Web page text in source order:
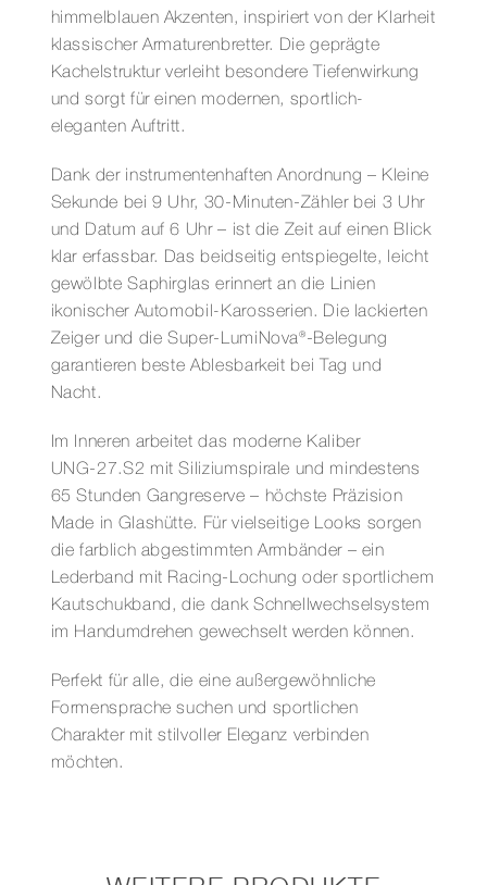
himmelblauen Akzenten, inspiriert von der Klarheit
klassischer Armaturenbretter. Die geprägte
Kachelstruktur verleiht besondere Tiefenwirkung
und sorgt für einen modernen, sportlich-
eleganten Auftritt.
Dank der instrumentenhaften Anordnung – Kleine
Sekunde bei 9 Uhr, 30‑Minuten‑Zähler bei 3 Uhr
und Datum auf 6 Uhr – ist die Zeit auf einen Blick
klar erfassbar. Das beidseitig entspiegelte, leicht
gewölbte Saphirglas erinnert an die Linien
ikonischer Automobil-Karosserien. Die lackierten
Zeiger und die Super‑LumiNova®‑Belegung
garantieren beste Ablesbarkeit bei Tag und
Nacht.
Im Inneren arbeitet das moderne Kaliber
UNG‑27.S2 mit Siliziumspirale und mindestens
65 Stunden Gangreserve – höchste Präzision
Made in Glashütte. Für vielseitige Looks sorgen
die farblich abgestimmten Armbänder – ein
Lederband mit Racing‑Lochung oder sportlichem
Kautschukband, die dank Schnellwechselsystem
im Handumdrehen gewechselt werden können.
Perfekt für alle, die eine außergewöhnliche
Formensprache suchen und sportlichen
Charakter mit stilvoller Eleganz verbinden
möchten.